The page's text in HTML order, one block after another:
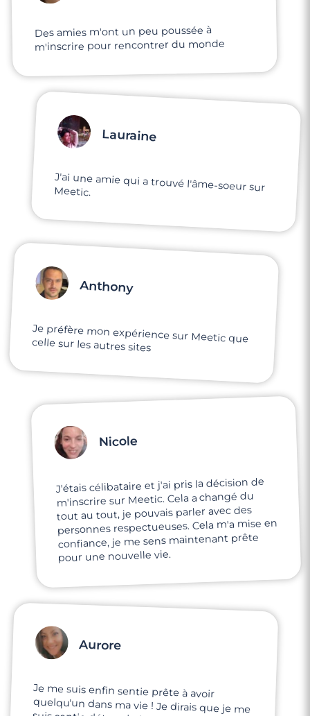
Des amies m'ont un peu poussée à
m'inscrire pour rencontrer du monde
Lauraine
J'ai une amie qui a trouvé l'âme-soeur sur
Meetic.
Anthony
Je préfère mon expérience sur Meetic que
celle sur les autres sites
Nicole
J'étais célibataire et j'ai pris la décision de
m'inscrire sur Meetic. Cela a changé du
tout au tout, je pouvais parler avec des
personnes respectueuses. Cela m'a mise en
confiance, je me sens maintenant prête
pour une nouvelle vie.
Aurore
Je me suis enfin sentie prête à avoir
quelqu'un dans ma vie ! Je dirais que je me